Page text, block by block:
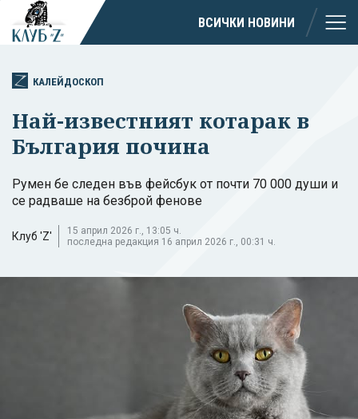
ВСИЧКИ НОВИНИ
КАЛЕЙДОСКОП
Най-известният котарак в
България почина
Румен бе следен във фейсбук от почти 70 000 души и
се радваше на безброй фенове
Клуб 'Z'
15 април 2026 г., 13:05 ч.
последна редакция 16 април 2026 г., 00:31 ч.